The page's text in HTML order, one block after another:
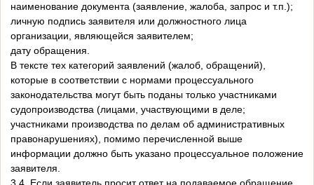
наименование документа (заявление, жалоба, запрос и т.п.);
личную подпись заявителя или должностного лица
организации, являющейся заявителем;
дату обращения.
В тексте тех категорий заявлений (жалоб, обращений),
которые в соответствии с нормами процессуального
законодательства могут быть поданы только участниками
судопроизводства (лицами, участвующими в деле;
участниками производства по делам об административных
правонарушениях), помимо перечисленной выше
информации должно быть указано процессуальное положение
заявителя.